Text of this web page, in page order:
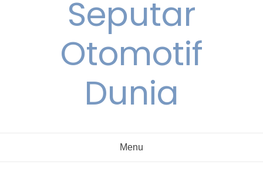
Seputar
Otomotif
Dunia
Menu